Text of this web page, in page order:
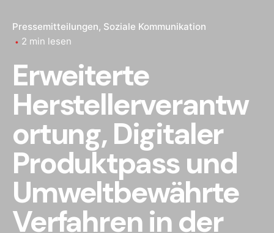
Pressemitteilungen Soziale Kommunikation
2 min lesen
Erweiterte
Herstellerverantw
ortung, Digitaler
Produktpass und
Umweltbewährte
Verfahren in der